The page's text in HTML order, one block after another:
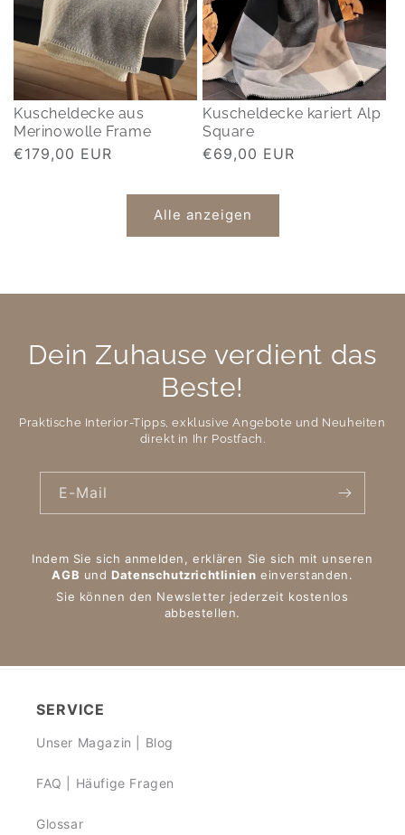
Kuscheldecke aus
Merinowolle Frame
Normaler
€179,00 EUR
Kuscheldecke kariert Alp
Square
Normaler
€69,00 EUR
Alle anzeigen
Dein Zuhause verdient das
Beste!
Praktische Interior-Tipps, exklusive Angebote und Neuheiten
direkt in Ihr Postfach.
E-Mail
Indem Sie sich anmelden, erklären Sie sich mit unseren
AGB undDatenschutzrichtlinien einverstanden.
Sie können den Newsletter jederzeit kostenlos
abbestellen.
SERVICE
Unser Magazin | Blog
FAQ | Häufige Fragen
Glossar